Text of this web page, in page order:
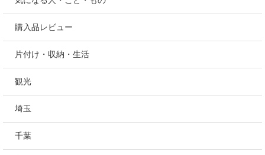
購入品レビュー
片付け・収納・生活
観光
埼玉
千葉